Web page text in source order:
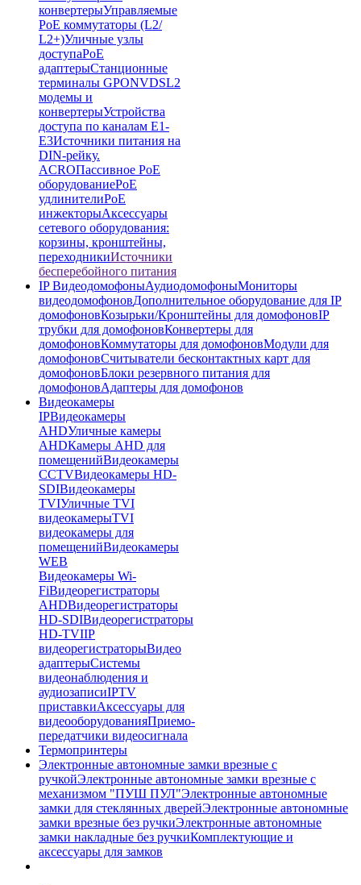
конвертерыУправляемые
PoE коммутаторы (L2/
L2+)Уличные узлы
доступаPoE
адаптерыСтанционные
терминалы GPONVDSL2
модемы и
конвертерыУстройства
доступа по каналам E1-
E3Источники питания на
DIN-рейку.
ACROПассивное PoE
оборудованиеPoE
удлинителиPoE
инжекторыАксессуары
сетевого оборудования:
корзины, кронштейны,
переходникиИсточники
бесперебойного питания
IP ВидеодомофоныАудиодомофоныМониторы
видеодомофоновДополнительное оборудование для IP
домофоновКозырьки/Кронштейны для домофоновIP
трубки для домофоновКонвертеры для
домофоновКоммутаторы для домофоновМодули для
домофоновСчитыватели бесконтактных карт для
домофоновБлоки резервного питания для
домофоновАдаптеры для домофонов
Видеокамеры
IPВидеокамеры
AHDУличные камеры
AHDКамеры AHD для
помещенийВидеокамеры
CCTVВидеокамеры HD-
SDIВидеокамеры
TVIУличные TVI
видеокамерыTVI
видеокамеры для
помещенийВидеокамеры
WEB
Видеокамеры Wi-
FiВидеорегистраторы
AHDВидеорегистраторы
HD-SDIВидеорегистраторы
HD-TVIIP
видеорегистраторыВидео
адаптерыСистемы
видеонаблюдения и
аудиозаписиIPTV
приставкиАксессуары для
видеооборудованияПриемо-
передатчики видеосигнала
Термопринтеры
Электронные автономные замки врезные с
ручкойЭлектронные автономные замки врезные с
механизмом "ПУШ ПУЛ"Электронные автономные
замки для стеклянных дверейЭлектронные автономные
замки врезные без ручкиЭлектронные автономные
замки накладные без ручкиКомплектующие и
аксессуары для замков